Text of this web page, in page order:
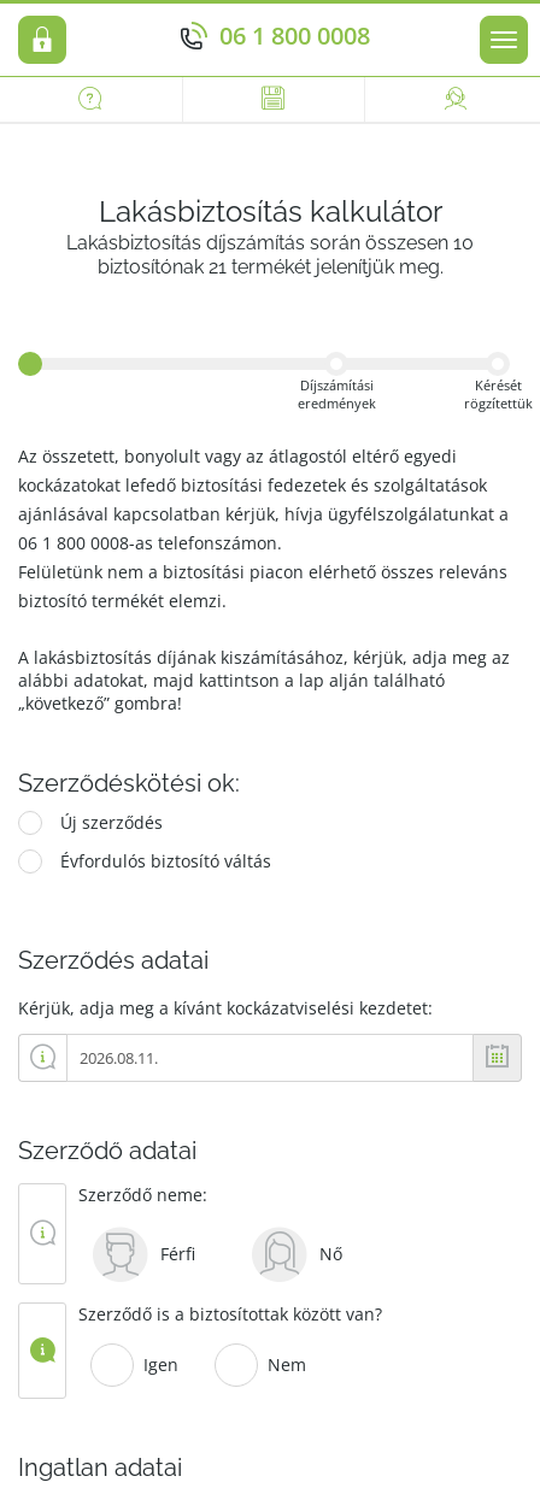
06 1 800 0008
Lakásbiztosítás kalkulátor
Lakásbiztosítás díjszámítás során összesen 10
biztosítónak 21 termékét jelenítjük meg.
Díjszámítási
eredmények
Kérését
rögzítettük
Az összetett, bonyolult vagy az átlagostól eltérő egyedi
kockázatokat lefedő biztosítási fedezetek és szolgáltatások
ajánlásával kapcsolatban kérjük, hívja ügyfélszolgálatunkat a
06 1 800 0008-as telefonszámon.
Felületünk nem a biztosítási piacon elérhető összes releváns
biztosító termékét elemzi.
A lakásbiztosítás díjának kiszámításához, kérjük, adja meg az
alábbi adatokat, majd kattintson a lap alján található
„következő” gombra!
Szerződéskötési ok:
Új szerződés
Évfordulós biztosító váltás
Szerződés adatai
Kérjük, adja meg a kívánt kockázatviselési kezdetet:
Szerződő adatai
Szerződő neme:
Férfi Nő
Szerződő is a biztosítottak között van?
Igen Nem
Ingatlan adatai